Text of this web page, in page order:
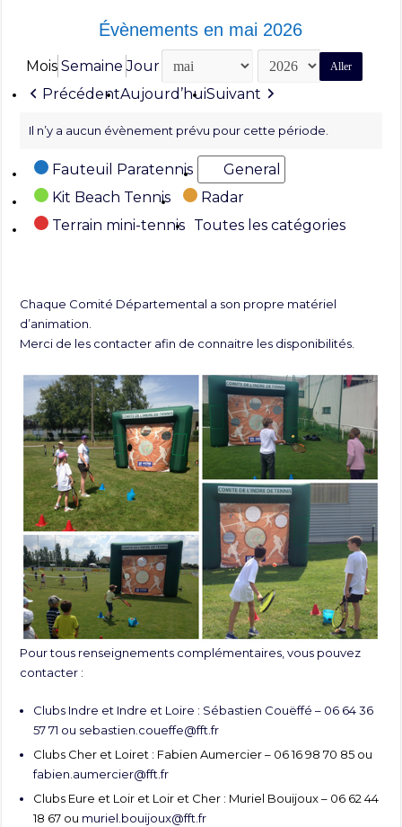
Évènements en mai 2026
Mois Semaine Jour Mois
Année
PrécédentAujourd’huiSuivant
Il n’y a aucun évènement prévu pour cette période.
Catégories
Fauteuil Paratennis
General
Kit Beach Tennis
Radar
Terrain mini-tennis Toutes les catégories
Chaque Comité Départemental a son propre matériel
d’animation.
Merci de les contacter afin de connaitre les disponibilités.
Pour tous renseignements complémentaires, vous pouvez
contacter :
Clubs Indre et Indre et Loire : Sébastien Couëffé – 06 64 36
57 71 ou sebastien.coueffe@fft.fr
Clubs Cher et Loiret : Fabien Aumercier – 06 16 98 70 85 ou
fabien.aumercier@fft.fr
Clubs Eure et Loir et Loir et Cher : Muriel Bouijoux – 06 62 44
18 67 ou muriel.bouijoux@fft.fr